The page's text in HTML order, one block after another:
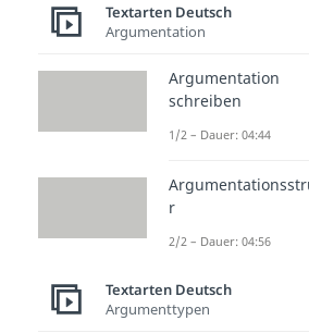
gemeinsam
Heiligabendim
wartete
Bescherung.
Textarten Deutsch
Argumentation
Argumentation
schreiben
1/2 – Dauer: 04:44
r
2/2 – Dauer: 04:56
Textarten Deutsch
Argumenttypen